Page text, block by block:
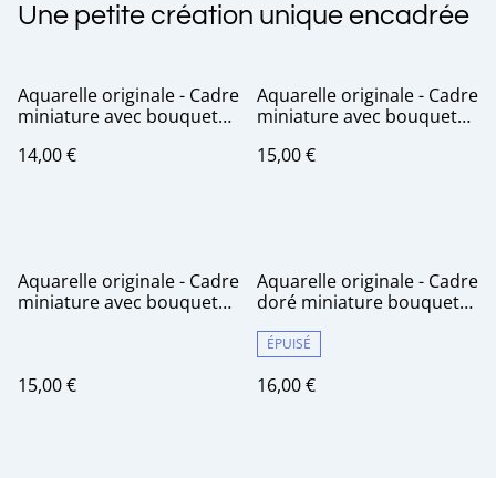
Une petite création unique encadrée
Aquarelle originale - Cadre
miniature avec bouquet
14,00 €
Aquarelle originale - Cadre
miniature avec bouquet
15,00 €
Aquarelle originale - Cadre
miniature avec bouquet
15,00 €
Aquarelle originale - Cadre
doré miniature bouquet
ÉPUISÉ
16,00 €